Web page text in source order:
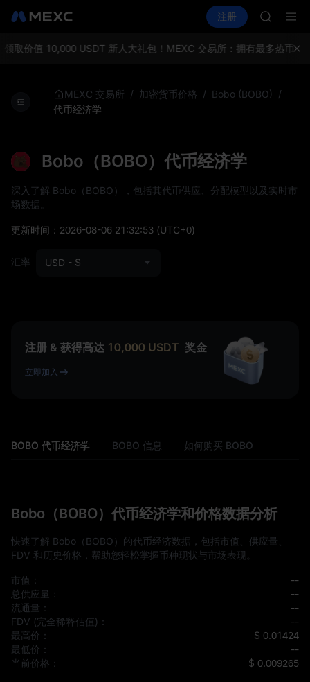
SPCX 理财 活
注册
HFT
宇树科技
取价值 10,000 USDT 新人大礼包！ MEXC 交易所：拥有最多热币，
MEXC 交易所 / 加密货币价格 / Bobo (BOBO)
/
代币经济学
Bobo（BOBO）代币经济学
深入了解 Bobo（BOBO），包括其代币供应、分配模型以及实时市
场数据。
更新时间： 2026-08-06 21:32:53 (UTC+0)
汇率 USD - $
注册 & 获得高达 10,000 USDT 奖金
立即加入
BOBO 代币经济学 BOBO 信息 如何购买 BOBO
Bobo（BOBO）代币经济学和价格数据分析
快速了解 Bobo（BOBO）的代币经济数据，包括市值、供应量、
FDV 和历史价格，帮助您轻松掌握币种现状与市场表现。
市值：
--
总供应量：
--
流通量：
--
FDV (完全稀释估值)：
--
最高价：
$ 0.01424
最低价：
--
当前价格：
$ 0.009265